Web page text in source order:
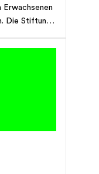
Erwachsenen
Die Stiftung